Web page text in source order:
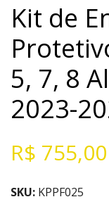
Kit de
5, 7, 8
2023-
R$ 755,00
SKU: KPPF025